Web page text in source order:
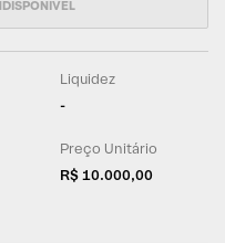
Liquidez
-
Preço Unitário
R$ 10.000,00